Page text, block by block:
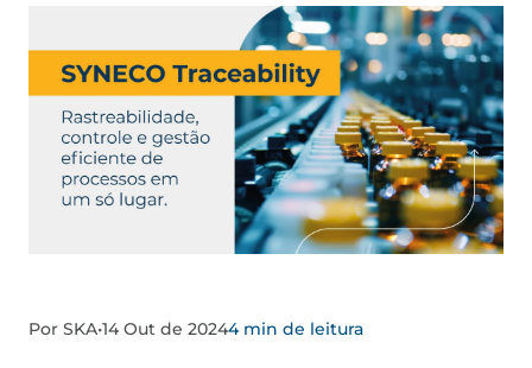
Por SKA•14 Out de 20244 min de leitura